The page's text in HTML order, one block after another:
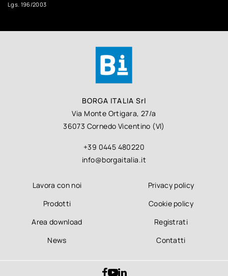
Lgs. 196/2003
BORGA ITALIA Srl
Via Monte Ortigara, 27/a
36073 Cornedo Vicentino (VI)
+39 0445 480220
info@borgaitalia.it
Lavora con noi
Prodotti
Area download
News
Privacy policy
Cookie policy
Registrati
Contatti